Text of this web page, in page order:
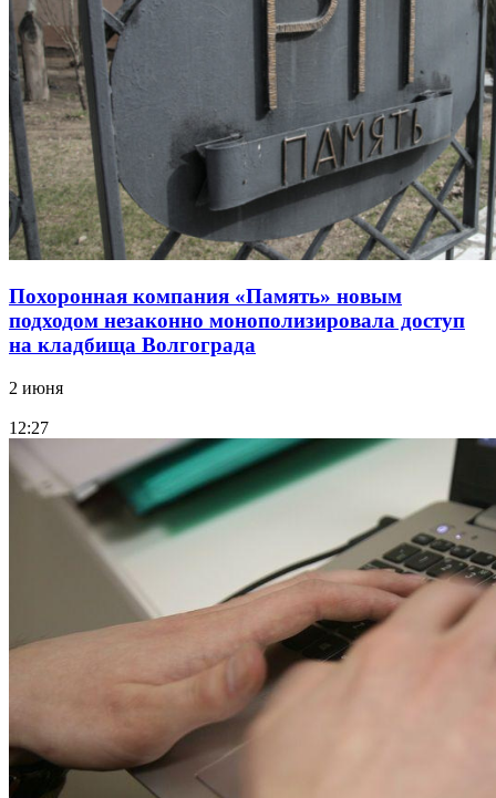
Похоронная компания «Память» новым
подходом незаконно монополизировала доступ
на кладбища Волгограда
2 июня
12:27